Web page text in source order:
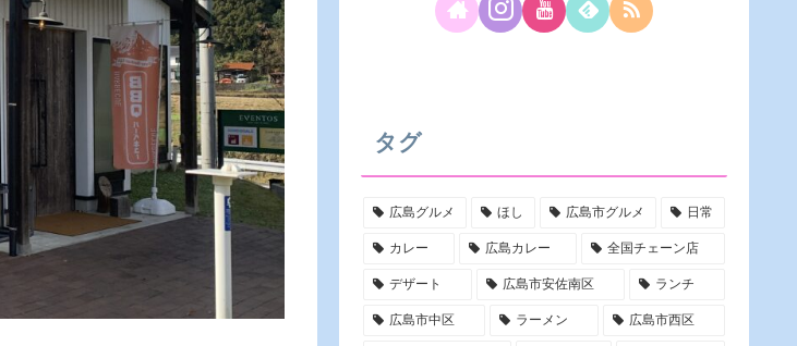
タグ
広島グルメ ほし 広島市グルメ 日常
カレー 広島カレー 全国チェーン店
デザート 広島市安佐南区 ランチ
広島市中区 ラーメン 広島市西区